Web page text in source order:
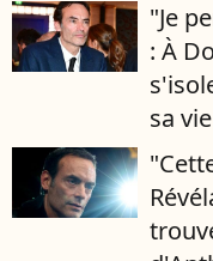
"Je
: À
sa